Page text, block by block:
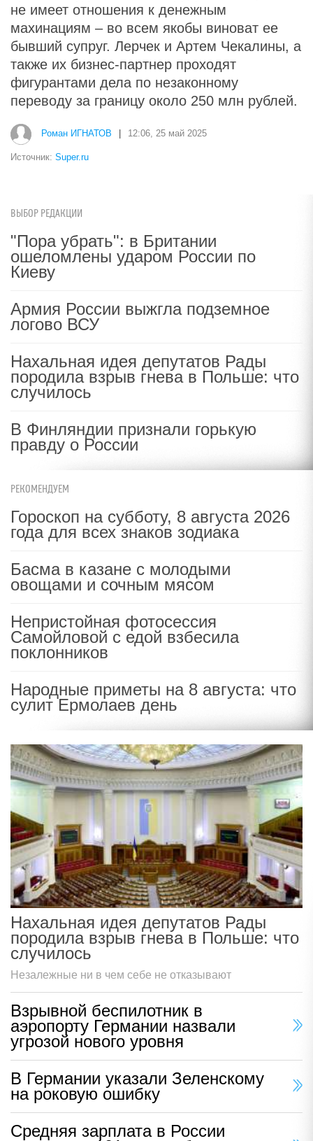
не имеет отношения к денежным
махинациям – во всем якобы виноват ее
бывший супруг. Лерчек и Артем Чекалины, а
также их бизнес-партнер проходят
фигурантами дела по незаконному
переводу за границу около 250 млн рублей.
Роман ИГНАТОВ 12:06, 25 май 2025
Источник: Super.ru
ВЫБОР РЕДАКЦИИ
"Пора убрать": в Британии
ошеломлены ударом России по
Киеву
Армия России выжгла подземное
логово ВСУ
Нахальная идея депутатов Рады
породила взрыв гнева в Польше: что
случилось
В Финляндии признали горькую
правду о России
РЕКОМЕНДУЕМ
Гороскоп на субботу, 8 августа 2026
года для всех знаков зодиака
Басма в казане с молодыми
овощами и сочным мясом
Непристойная фотосессия
Самойловой с едой взбесила
поклонников
Народные приметы на 8 августа: что
сулит Ермолаев день
Нахальная идея депутатов Рады
породила взрыв гнева в Польше: что
случилось
Незалежные ни в чем себе не отказывают
Взрывной беспилотник в
аэропорту Германии назвали
угрозой нового уровня
В Германии указали Зеленскому
на роковую ошибку
Средняя зарплата в России